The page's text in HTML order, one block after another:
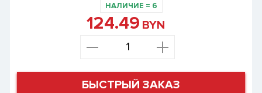
НАЛИЧИЕ = 6
124.49 BYN
БЫСТРЫЙ ЗАКАЗ